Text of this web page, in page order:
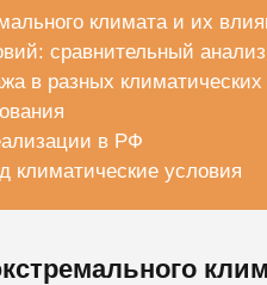
климата и их
сравнительный
в разных климатических
в РФ
климатические условия